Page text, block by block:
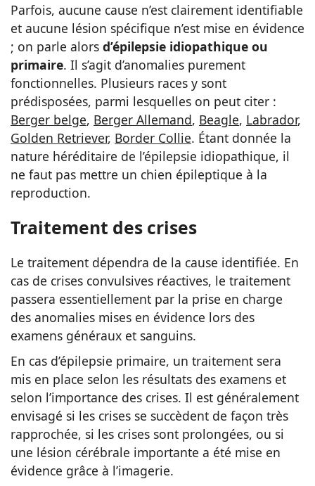
Parfois, aucune cause n’est clairement identifiable
et aucune lésion spécifique n’est mise en évidence
; on parle alors d’épilepsie idiopathique ou
primaire. Il s’agit d’anomalies purement
fonctionnelles. Plusieurs races y sont
prédisposées, parmi lesquelles on peut citer :
Berger belge, Berger Allemand, Beagle, Labrador,
Golden Retriever, Border Collie. Étant donnée la
nature héréditaire de l’épilepsie idiopathique, il
ne faut pas mettre un chien épileptique à la
reproduction.
Traitement des crises
Le traitement dépendra de la cause identifiée. En
cas de crises convulsives réactives, le traitement
passera essentiellement par la prise en charge
des anomalies mises en évidence lors des
examens généraux et sanguins.
En cas d’épilepsie primaire, un traitement sera
mis en place selon les résultats des examens et
selon l’importance des crises. Il est généralement
envisagé si les crises se succèdent de façon très
rapprochée, si les crises sont prolongées, ou si
une lésion cérébrale importante a été mise en
évidence grâce à l’imagerie.